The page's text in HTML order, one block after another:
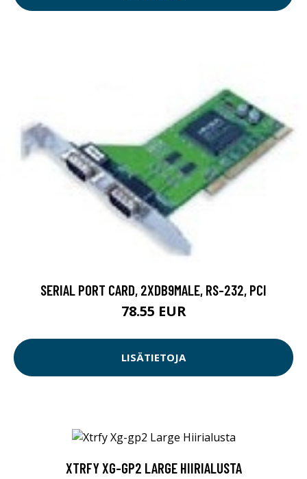
SERIAL PORT CARD, 2XDB9MALE, RS-232, PCI
78.55 EUR
LISÄTIETOJA
XTRFY XG-GP2 LARGE HIIRIALUSTA